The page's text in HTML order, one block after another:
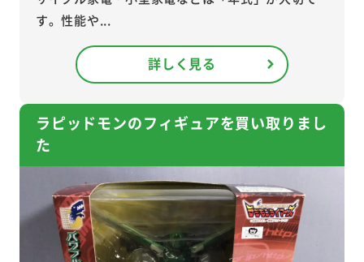
す。性能や...
詳しく見る
ラピッドモンのフィギュアを買い取りまし
た